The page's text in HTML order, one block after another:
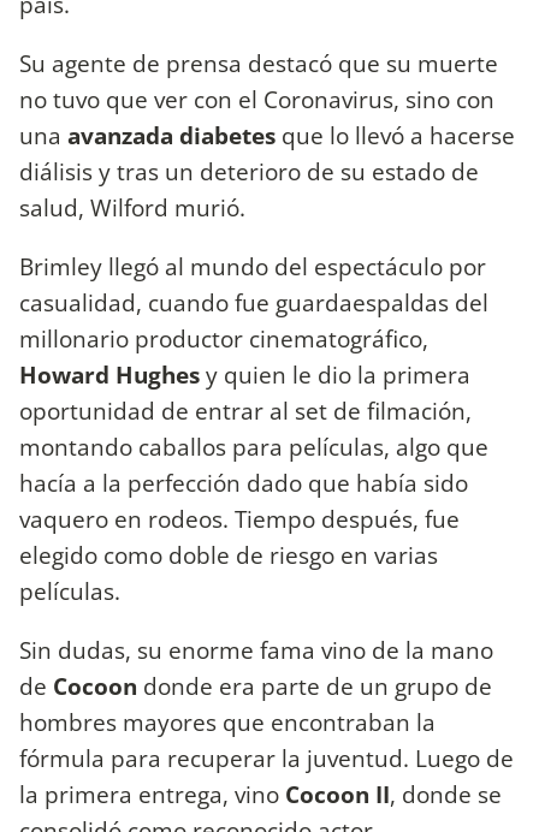
Su agente de prensa destacó que su muerte
no tuvo que ver con el Coronavirus, sino con
una avanzada diabetes que lo llevó a hacerse
diálisis y tras un deterioro de su estado de
salud, Wilford murió.
Brimley llegó al mundo del espectáculo por
casualidad, cuando fue guardaespaldas del
millonario productor cinematográfico,
Howard Hughesy quien le dio la primera
oportunidad de entrar al set de filmación,
montando caballos para películas, algo que
hacía a la perfección dado que había sido
vaquero en rodeos. Tiempo después, fue
elegido como doble de riesgo en varias
películas.
Sin dudas, su enorme fama vino de la mano
de Cocoon donde era parte de un grupo de
hombres mayores que encontraban la
fórmula para recuperar la juventud. Luego de
la primera entrega, vino Cocoon II, donde se